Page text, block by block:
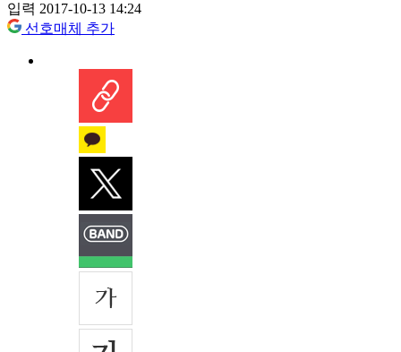
입력 2017-10-13 14:24
선호매체 추가